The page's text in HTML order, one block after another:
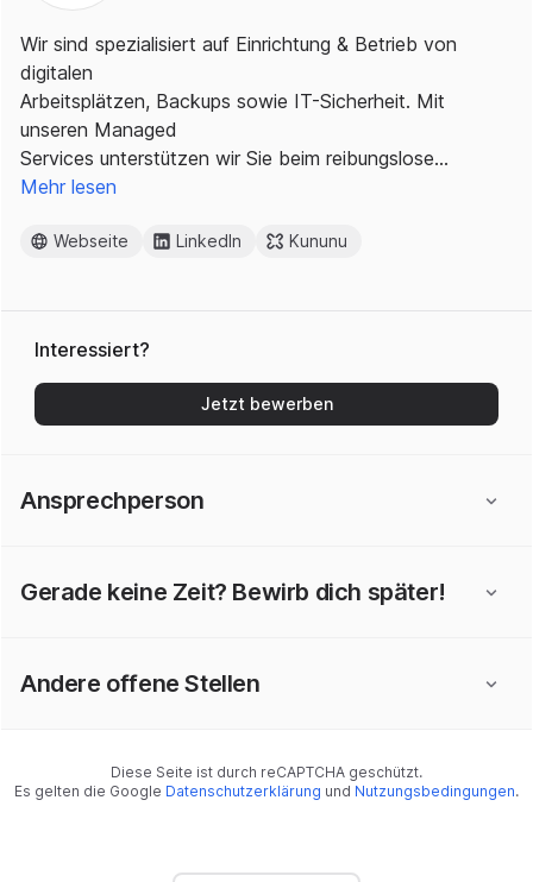
Wir sind spezialisiert auf Einrichtung & Betrieb von
digitalen
Arbeitsplätzen, Backups sowie IT-Sicherheit. Mit
unseren Managed
Services unterstützen wir Sie beim reibungslose…
Mehr lesen
Webseite LinkedIn Kununu
Interessiert?
Jetzt bewerben
Ansprechperson
Gerade keine Zeit? Bewirb dich später!
Andere offene Stellen
Diese Seite ist durch reCAPTCHA geschützt.
Es gelten die Google Datenschutzerklärung und Nutzungsbedingungen.